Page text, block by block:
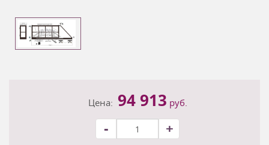
Цена: 94 913 руб.
- +